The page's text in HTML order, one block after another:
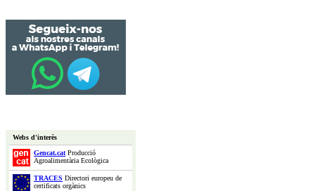
Webs d'interès
Gencat.catProducció
Agroalimentària Ecològica
TRACES Directori europeu de
certificats orgànics